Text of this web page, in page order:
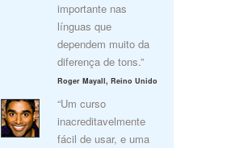
importante nas
línguas que
dependem muito da
diferença de tons.”
Roger Mayall, Reino Unido
“Um curso
inacreditavelmente
fácil de usar, e uma